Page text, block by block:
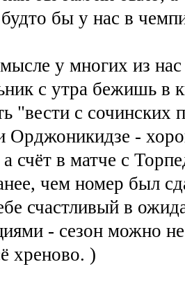
бы у нас в
у многих из
с утра бежишь в
"вести с
Орджоникидзе -
счёт в матче с
чем номер был
счастливый в
- сезон можно
хреново. )